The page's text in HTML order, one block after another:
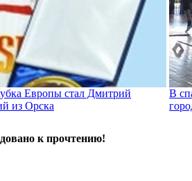
Европы стал Дмитрий
из Орска
В
к прочтению!